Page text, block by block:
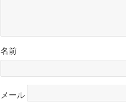
名前
メール